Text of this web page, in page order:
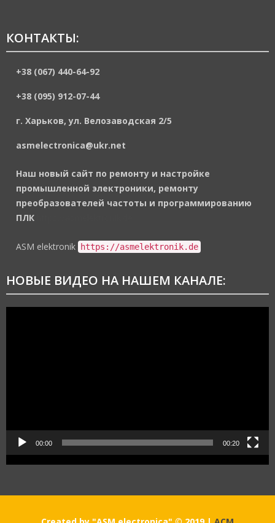
КОНТАКТЫ:
+38 (067) 440-64-92
+38 (095) 912-07-44
г. Харьков, ул. Велозаводская 2/5
asmelectronica@ukr.net
Наш новый сайт по ремонту и настройке
промышленной электроники, ремонту
преобразователей частоты и программированию
ПЛК
ASM elektronik https://asmelektronik.de
НОВЫЕ ВИДЕО НА НАШЕМ КАНАЛЕ:
00:00 00:20